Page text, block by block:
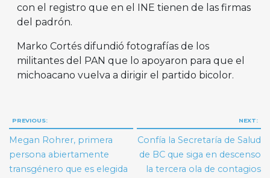
con el registro que en el INE tienen de las firmas
del padrón.
Marko Cortés difundió fotografías de los
militantes del PAN que lo apoyaron para que el
michoacano vuelva a dirigir el partido bicolor.
Navegación
de
entradas
PREVIOUS:
Megan Rohrer, primera
persona abiertamente
transgénero que es elegida
NEXT:
Confía la Secretaría de Salud
de BC que siga en descenso
la tercera ola de contagios